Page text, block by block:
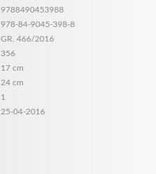
9788490453988
978-84-9045-398-8
GR. 466/2016
356
17 cm
24 cm
1
25-04-2016